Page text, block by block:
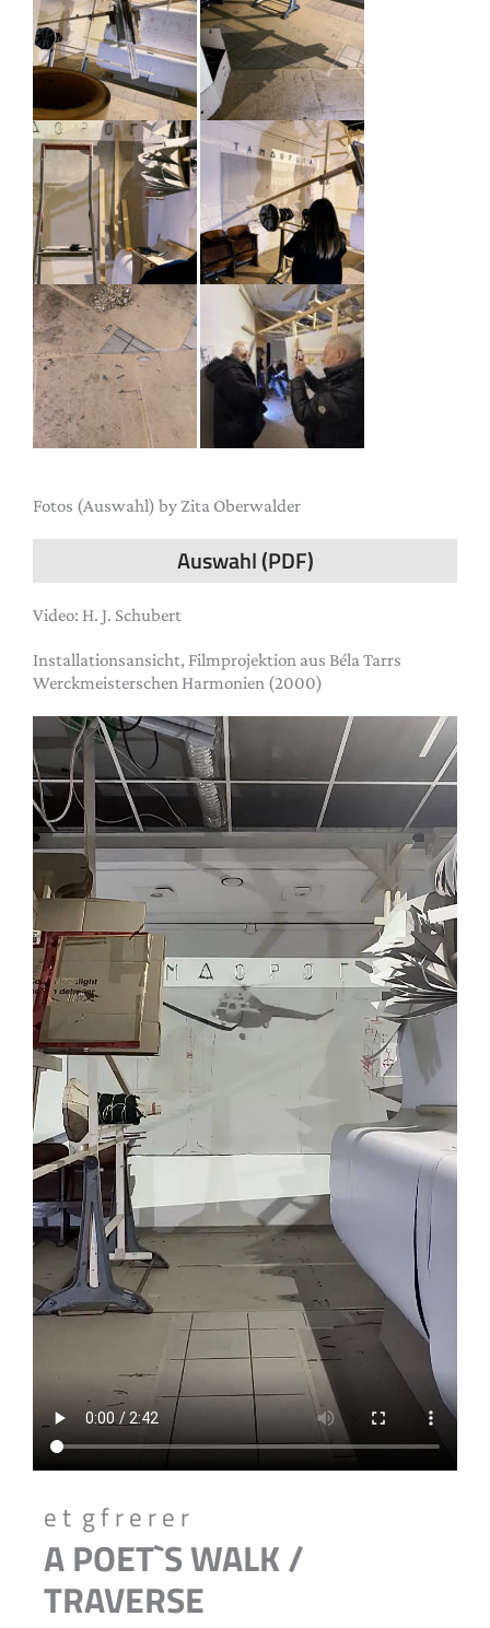
e t g f r e r e r
A POET`S WALK /
TRAVERSE
Fotos (Auswahl) by Zita Oberwalder
Auswahl (PDF)
Video: H. J. Schubert
Installationsansicht, Filmprojektion aus Béla Tarrs
Werckmeisterschen Harmonien (2000)